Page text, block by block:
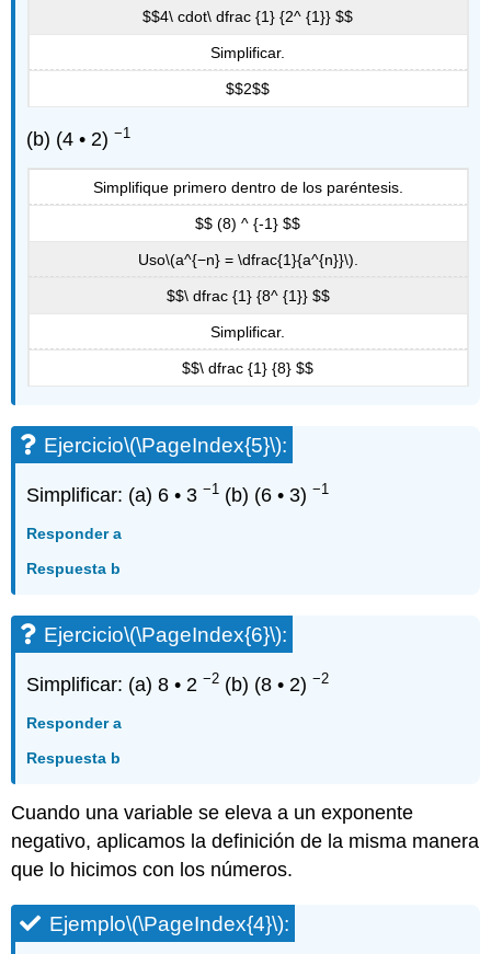
$$4\ cdot\ dfrac {1} {2^ {1}} $$
Simplificar.
$$2$$
(b) (4 • 2)−1
Simplifique primero dentro de los paréntesis.
$$ (8) ^ {-1} $$
Uso\(a^{−n} = \dfrac{1}{a^{n}}\)
$$\ dfrac {1} {8^ {1}} $$
Simplificar.
$$\ dfrac {1} {8} $$
Ejercicio\(\PageIndex{5}\):
Simplificar: (a) 6 • 3−1 (b) (6 • 3)−1
Responder a
Respuesta b
Ejercicio\(\PageIndex{6}\):
Simplificar: (a) 8 • 2−2 (b) (8 • 2)−2
Responder a
Respuesta b
Cuando una variable se eleva a un exponente
negativo, aplicamos la definición de la misma manera
que lo hicimos con los números.
Ejemplo\(\PageIndex{4}\):